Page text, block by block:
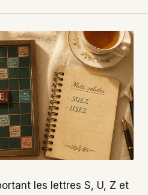
les lettres S, U, Z et